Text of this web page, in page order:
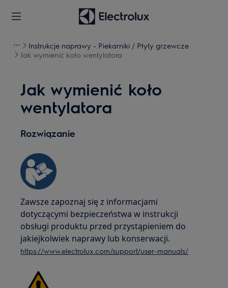
Instrukcje naprawy - Piekarniki / Płyty grzewcze
Jak wymienić koło wentylatora
Jak wymienić koło
wentylatora
Rozwiązanie
Zawsze zapoznaj się z informacjami
dotyczącymi bezpieczeństwa w instrukcji
obsługi produktu przed przystąpieniem do
jakiejkolwiek naprawy lub konserwacji.
https://www.electrolux.com/support/user-manuals/